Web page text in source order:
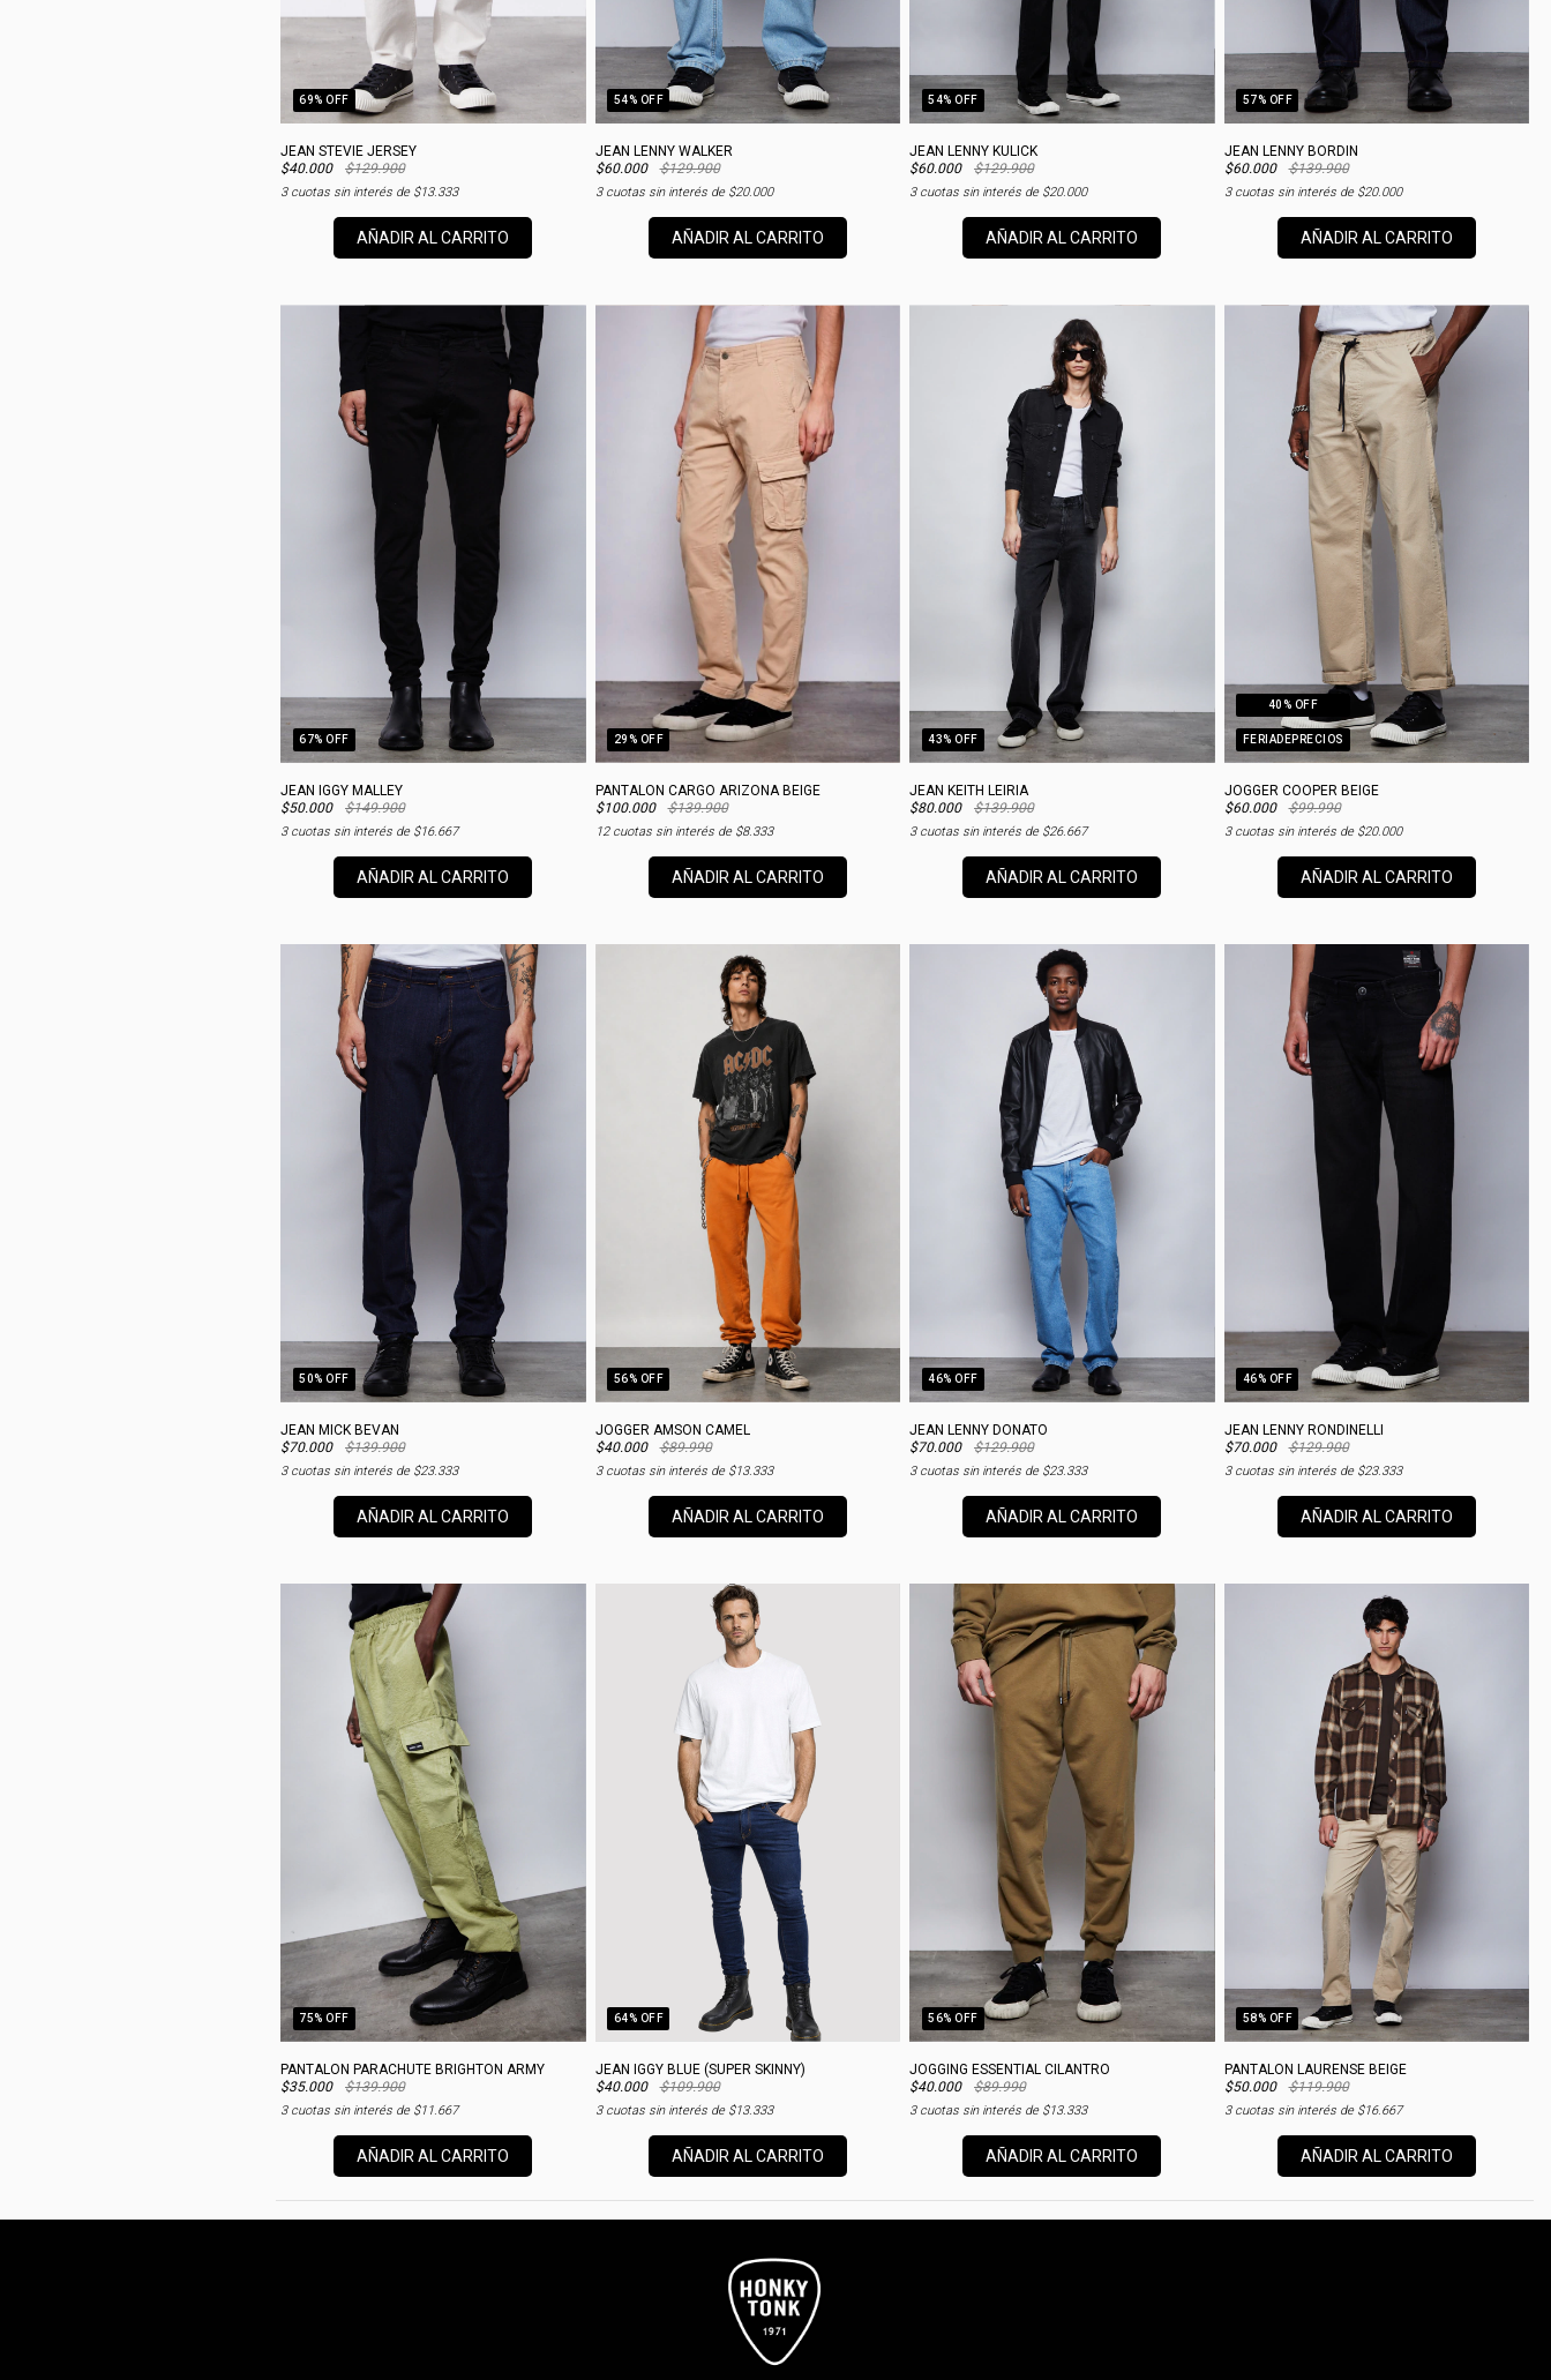
69% OFF
JEAN STEVIE JERSEY
$40.000
$129.900
3cuotas sin interés de $13.333
AÑADIR AL CARRITO
54% OFF
JEAN LENNY WALKER
$60.000
$129.900
3cuotas sin interés de $20.000
AÑADIR AL CARRITO
54% OFF
JEAN LENNY KULICK
$60.000
$129.900
3cuotas sin interés de $20.000
AÑADIR AL CARRITO
57% OFF
JEAN LENNY BORDIN
$60.000
$139.900
3cuotas sin interés de $20.000
AÑADIR AL CARRITO
67% OFF
JEAN IGGY MALLEY
$50.000
$149.900
3cuotas sin interés de $16.667
AÑADIR AL CARRITO
29% OFF
PANTALON CARGO ARIZONA BEIGE
$100.000
$139.900
12cuotas sin interés de $8.333
AÑADIR AL CARRITO
43% OFF
JEAN KEITH LEIRIA
$80.000
$139.900
3cuotas sin interés de $26.667
AÑADIR AL CARRITO
40% OFF
FERIADEPRECIOS
JOGGER COOPER BEIGE
$60.000
$99.990
3cuotas sin interés de $20.000
AÑADIR AL CARRITO
50% OFF
JEAN MICK BEVAN
$70.000
$139.900
3cuotas sin interés de $23.333
AÑADIR AL CARRITO
56% OFF
JOGGER AMSON CAMEL
$40.000
$89.990
3cuotas sin interés de $13.333
AÑADIR AL CARRITO
46% OFF
JEAN LENNY DONATO
$70.000
$129.900
3cuotas sin interés de $23.333
AÑADIR AL CARRITO
46% OFF
JEAN LENNY RONDINELLI
$70.000
$129.900
3cuotas sin interés de $23.333
AÑADIR AL CARRITO
75% OFF
PANTALON PARACHUTE BRIGHTON ARMY
$35.000
$139.900
3cuotas sin interés de $11.667
AÑADIR AL CARRITO
64% OFF
JEAN IGGY BLUE (SUPER SKINNY)
$40.000
$109.900
3cuotas sin interés de $13.333
AÑADIR AL CARRITO
56% OFF
JOGGING ESSENTIAL CILANTRO
$40.000
$89.990
3cuotas sin interés de $13.333
AÑADIR AL CARRITO
58% OFF
PANTALON LAURENSE BEIGE
$50.000
$119.900
3cuotas sin interés de $16.667
AÑADIR AL CARRITO